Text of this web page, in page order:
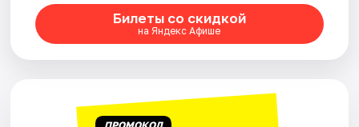
Рейтинги
Билеты со скидкой
на Яндекс Афише